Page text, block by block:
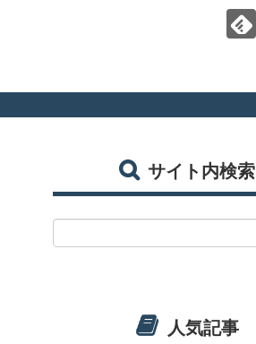
サイト内検索
人気記事